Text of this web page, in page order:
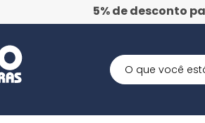
5% de desconto